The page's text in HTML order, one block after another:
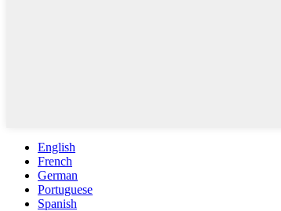
English
French
German
Portuguese
Spanish